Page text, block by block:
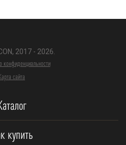
2017 - 2026.
конфиденциальности
сайта
купить